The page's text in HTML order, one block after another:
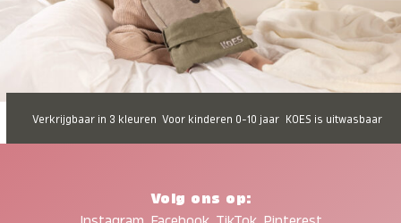
Verkrijgbaar in 3 kleuren Voor kinderen 0-10 jaar KOES is uitwasbaar
Volg ons op: